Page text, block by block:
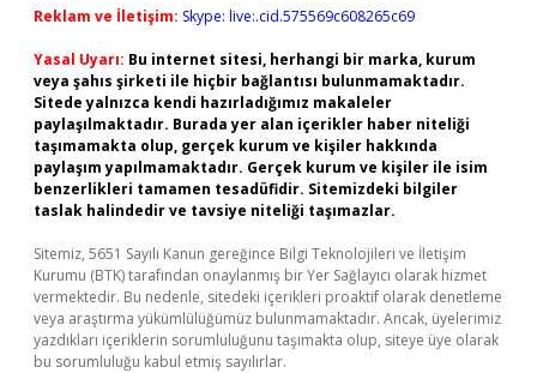
Reklam ve İletişim: Skype: live:.cid.575569c608265c69
Yasal Uyarı: Bu internet sitesi, herhangi bir marka, kurum
veya şahıs şirketi ile hiçbir bağlantısı bulunmamaktadır.
Sitede yalnızca kendi hazırladığımız makaleler
paylaşılmaktadır. Burada yer alan içerikler haber niteliği
taşımamakta olup, gerçek kurum ve kişiler hakkında
paylaşım yapılmamaktadır. Gerçek kurum ve kişiler ile isim
benzerlikleri tamamen tesadüfidir. Sitemizdeki bilgiler
taslak halindedir ve tavsiye niteliği taşımazlar.
Sitemiz, 5651 Sayılı Kanun gereğince Bilgi Teknolojileri ve İletişim
Kurumu (BTK) tarafından onaylanmış bir Yer Sağlayıcı olarak hizmet
vermektedir. Bu nedenle, sitedeki içerikleri proaktif olarak denetleme
veya araştırma yükümlülüğümüz bulunmamaktadır. Ancak, üyelerimiz
yazdıkları içeriklerin sorumluluğunu taşımakta olup, siteye üye olarak
bu sorumluluğu kabul etmiş sayılırlar.